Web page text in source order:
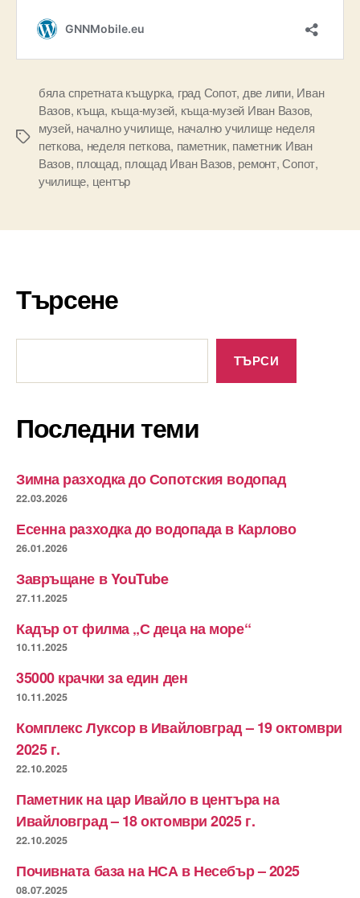
Tags
бяла спретната къщурка, град Сопот, две липи, Иван
Вазов, къща, къща-музей, къща-музей Иван Вазов,
музей, начално училище, начално училище неделя
петкова, неделя петкова, паметник, паметник Иван
Вазов, площад, площад Иван Вазов, ремонт,Сопот,
училище, център
Търсене
ТЪРСИ
Последни теми
Зимна разходка до Сопотския водопад
22.03.2026
Есенна разходка до водопада в Карлово
26.01.2026
Завръщане в YouTube
27.11.2025
Кадър от филма „С деца на море“
10.11.2025
35000 крачки за един ден
10.11.2025
Комплекс Луксор в Ивайловград – 19 октомври
2025 г.
22.10.2025
Паметник на цар Ивайло в центъра на
Ивайловград – 18 октомври 2025 г.
22.10.2025
Почивната база на НСА в Несебър – 2025
08.07.2025